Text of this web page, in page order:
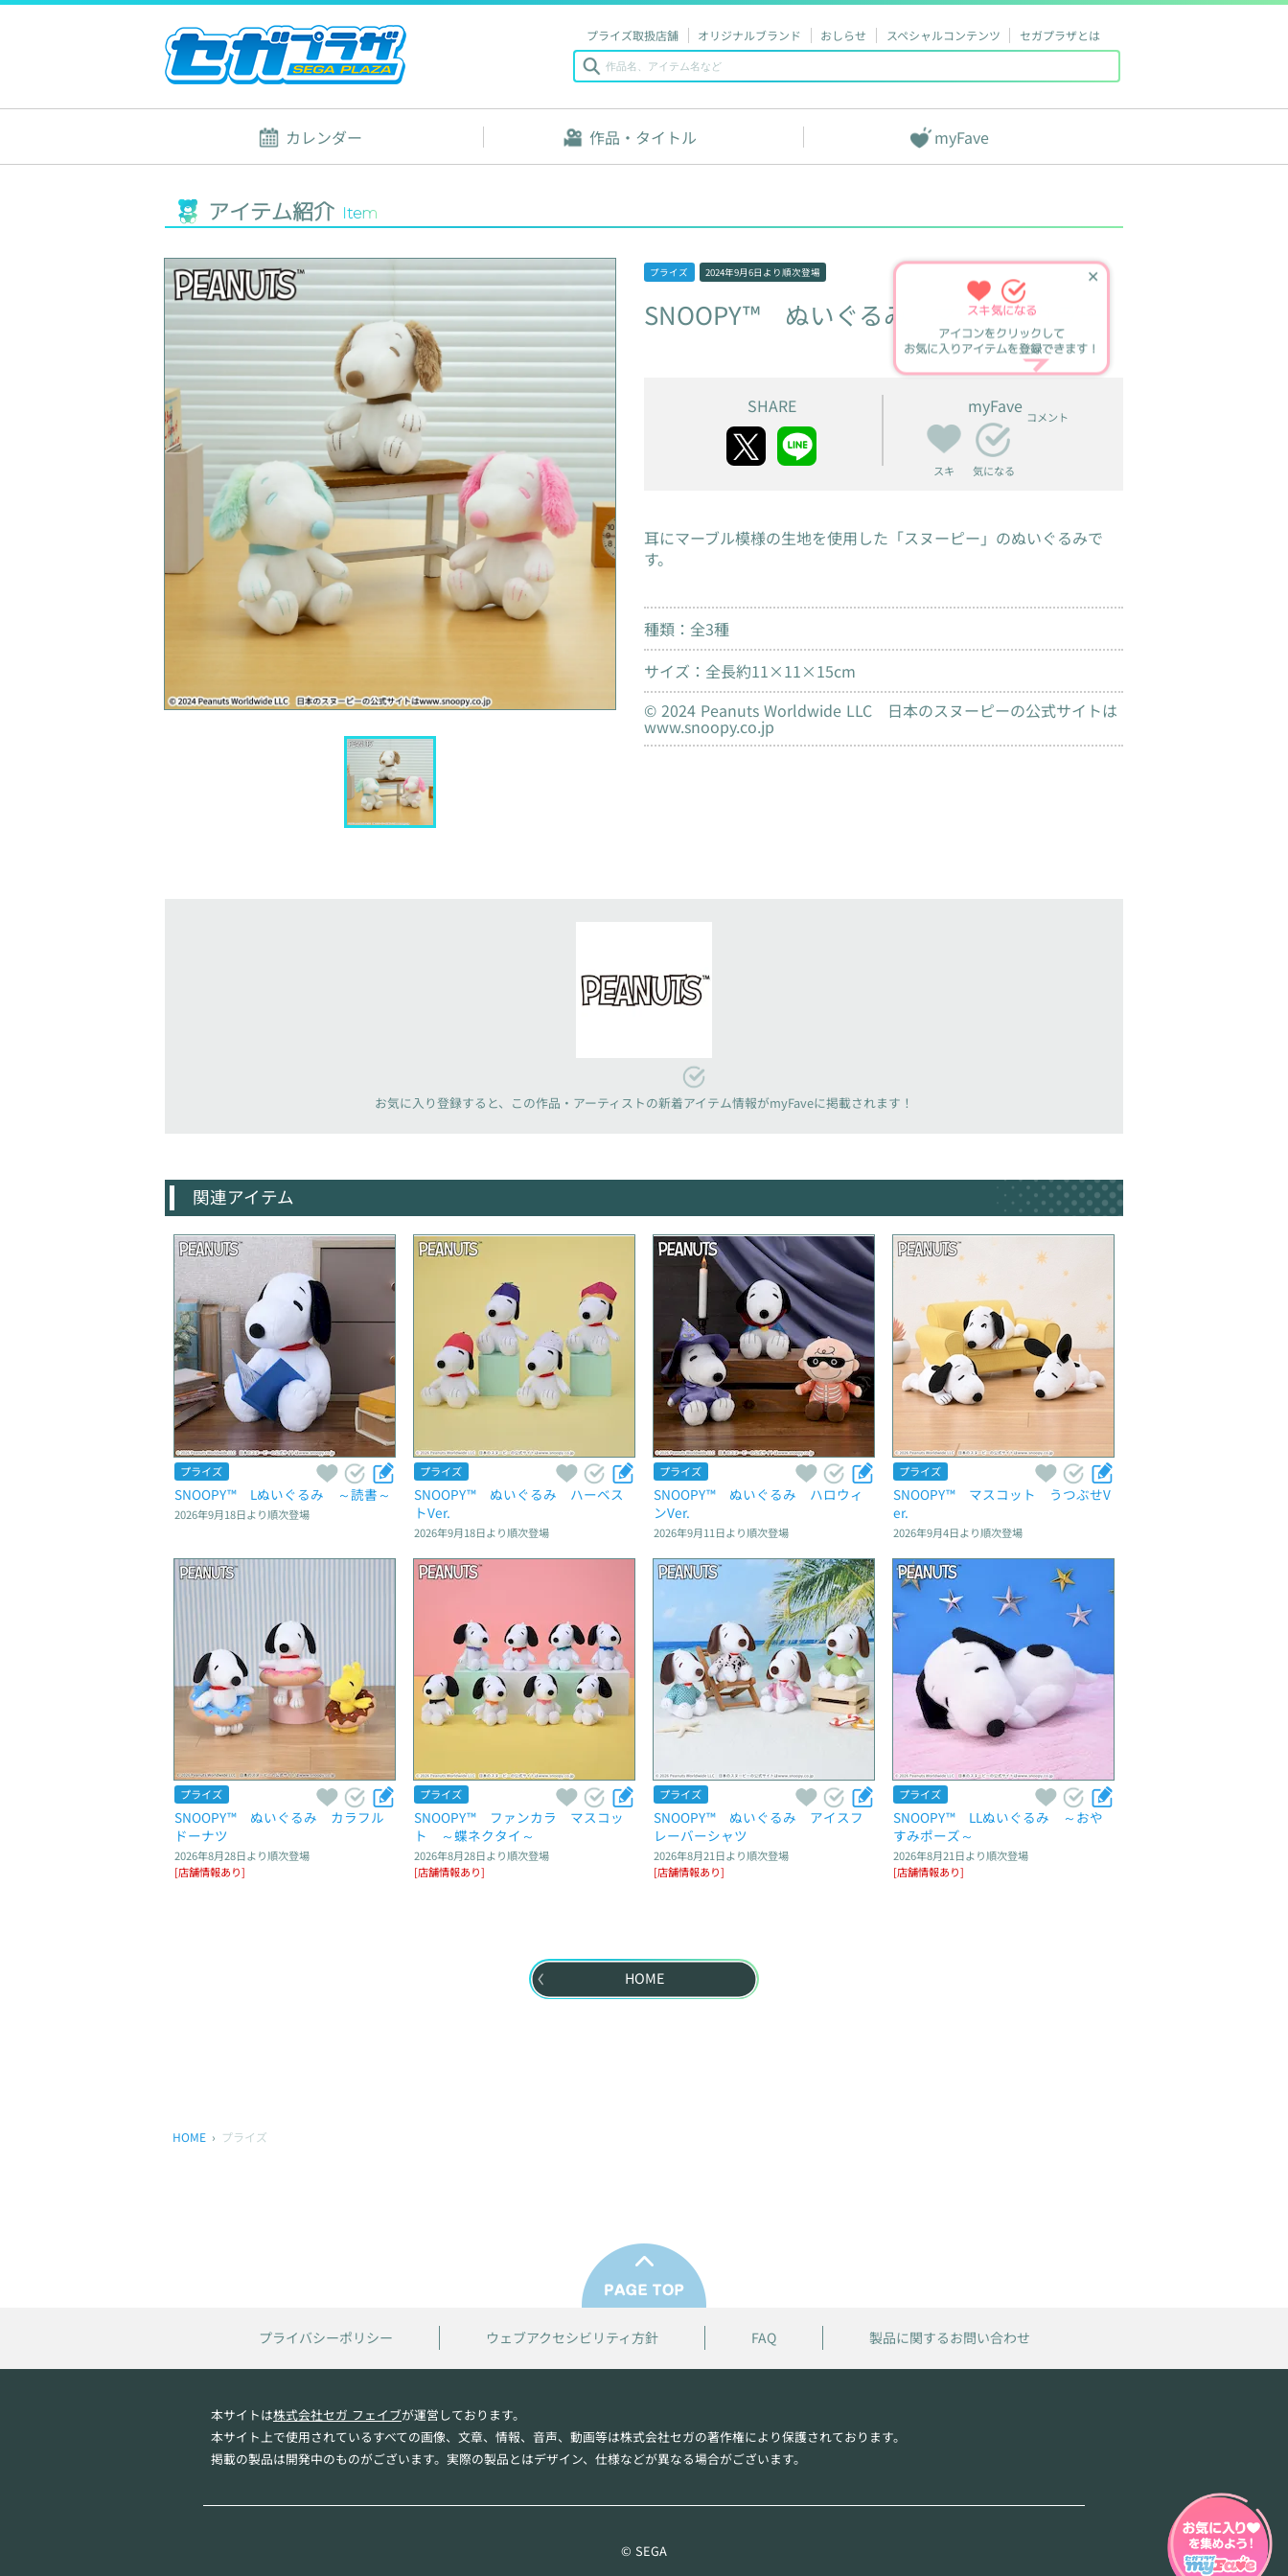
プライズ取扱店舗 オリジナルブランド おしらせ スペシャルコンテンツ セガプラザとは
カレンダー 作品・タイトル myFave
アイテム紹介 Item
プライズ 2024年9月6日 より順次登場
SNOOPY™ ぬいぐるみ マーブルカラー
✕
スキ気になる
アイコンをクリックして
お気に入りアイテムを登録できます！
SHARE myFave
スキ 気になる
コメント
耳にマーブル模様の生地を使用した「スヌーピー」のぬいぐるみで
す。
種類：全3種
サイズ：全長約11×11×15cm
© 2024 Peanuts Worldwide LLC 日本のスヌーピーの公式サイトは
www.snoopy.co.jp
お気に入り登録すると、 この作品・アーティストの新着アイテム情報がmyFaveに掲載されます！
関連アイテム
プライズ
SNOOPY™　Lぬいぐるみ　～読書～
2026年9月18日より順次登場
プライズ
SNOOPY™　ぬいぐるみ　ハーベス
トVer.
2026年9月18日より順次登場
プライズ
SNOOPY™　ぬいぐるみ　ハロウィ
ンVer.
2026年9月11日より順次登場
プライズ
SNOOPY™　マスコット　うつぶせV
er.
2026年9月4日より順次登場
プライズ
SNOOPY™　ぬいぐるみ　カラフル
ドーナツ
2026年8月28日より順次登場
[店舗情報あり]
プライズ
SNOOPY™　ファンカラ　マスコッ
ト　～蝶ネクタイ～
2026年8月28日より順次登場
[店舗情報あり]
プライズ
SNOOPY™　ぬいぐるみ　アイスフ
レーバーシャツ
2026年8月21日より順次登場
[店舗情報あり]
プライズ
SNOOPY™　LLぬいぐるみ　～おや
すみポーズ～
2026年8月21日より順次登場
[店舗情報あり]
HOME
HOME プライズ
プライバシーポリシー ウェブアクセシビリティ方針 FAQ 製品に関するお問い合わせ
本サイトは株式会社セガ フェイブが運営しております。
本サイト上で使用されているすべての画像、文章、情報、音声、動画等は株式会社セガの著作権により保護されております。
掲載の製品は開発中のものがございます。実際の製品とはデザイン、仕様などが異なる場合がございます。
© SEGA